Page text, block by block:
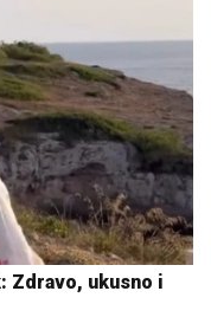
Zdravo, ukusno i